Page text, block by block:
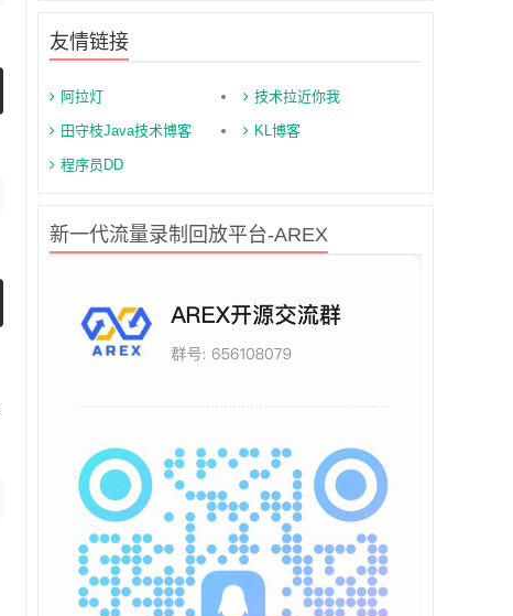
友情链接
阿拉灯 技术拉近你我
田守枝Java技术博客 KL博客
程序员DD
新一代流量录制回放平台-AREX